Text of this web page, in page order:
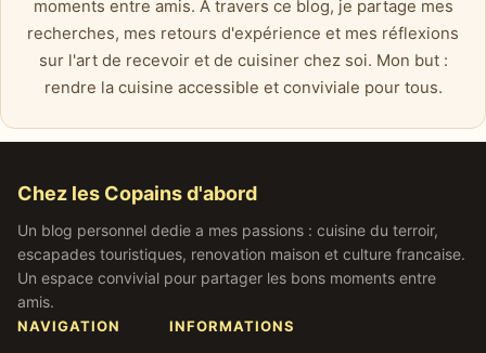
moments entre amis. À travers ce blog, je partage mes
recherches, mes retours d'expérience et mes réflexions
sur l'art de recevoir et de cuisiner chez soi. Mon but :
rendre la cuisine accessible et conviviale pour tous.
Chez les Copains d'abord
Un blog personnel dedie a mes passions : cuisine du terroir,
escapades touristiques, renovation maison et culture francaise.
Un espace convivial pour partager les bons moments entre
amis.
NAVIGATION INFORMATIONS